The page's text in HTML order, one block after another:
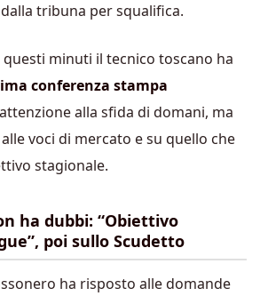
tribuna per squalifica.
minuti il tecnico toscano ha
conferenza stampa
alla sfida di domani, ma
voci di mercato e su quello che
stagionale.
ha dubbi: “Obiettivo
poi sullo Scudetto
ha risposto alle domande